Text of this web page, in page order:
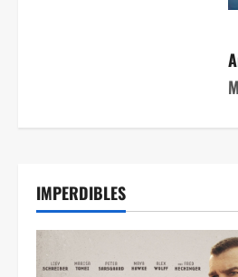
IMPERDIBLES